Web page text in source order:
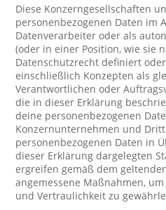
Diese Konzerngesellschaften
personenbezogenen Daten im
Datenverarbeiter oder als
(oder in einer Position, wie sie
Datenschutzrecht definiert
einschließlich Konzepten als
Verantwortlichen oder
die in dieser Erklärung
deine personenbezogenen
Konzernunternehmen und
personenbezogenen Daten in
dieser Erklärung dargelegten
ergreifen gemäß dem
angemessene Maßnahmen,
und Vertraulichkeit zu